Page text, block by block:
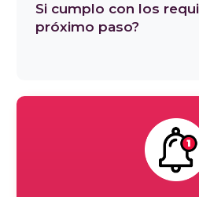
Si cumplo con los
próximo paso?